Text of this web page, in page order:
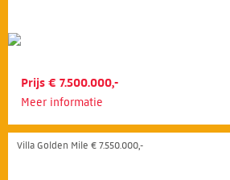
Prijs € 7.500.000,-
Meer informatie
Villa Golden Mile € 7.550.000,-